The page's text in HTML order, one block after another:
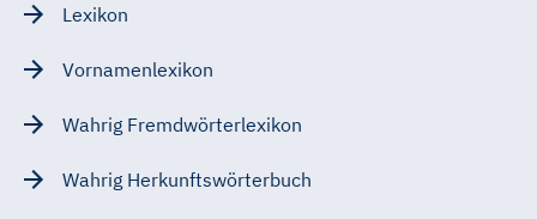
Lexikon
Vornamenlexikon
Wahrig Fremdwörterlexikon
Wahrig Herkunftswörterbuch